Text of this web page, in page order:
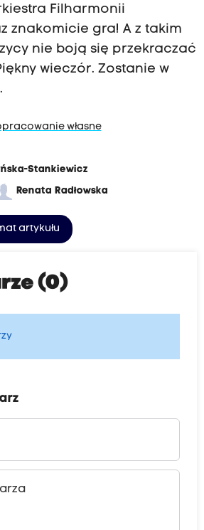
Filharmonii
znakomicie gra! A z takim
nie boją się przekraczać
wieczór. Zostanie w
własne
Stankiewicz
Renata Radłowska
artykułu
(0)